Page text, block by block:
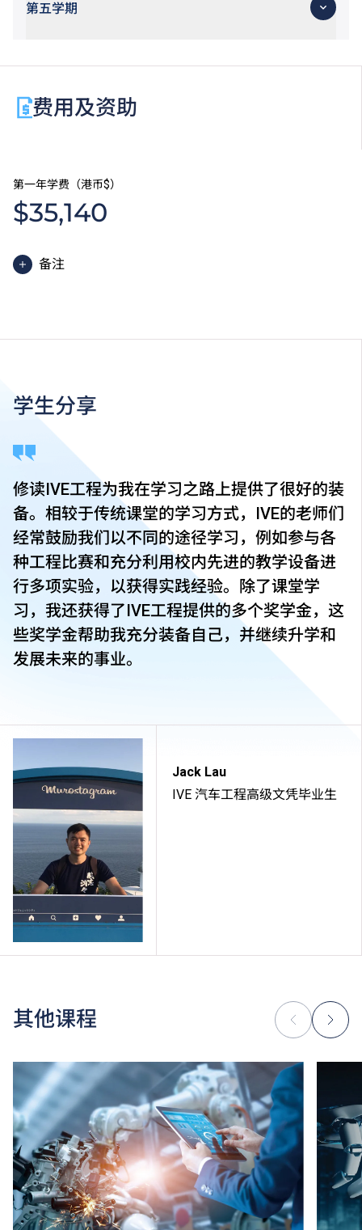
第五学期
费用及资助
第一年学费（港币$）
$35,140
备注
除学费外，学生须缴交其他费用如保证金及学生会年
为增强对学生的学习支援，学院或会要求部分学生修读
衔接单元／增润课程；或需参加额外培训／实习／公开
考试，并缴付所需费用。
学费水平会每年检讨。课程第二年学费水平会因应通胀
及有关因素作调整。
以上资料只适用于本地学生。
Jack Lau
IVE 汽车工程高级文凭毕业生
学生分享
修读IVE工程为我在学习之路上提供了很好的装
备。相较于传统课堂的学习方式，IVE的老师们
经常鼓励我们以不同的途径学习，例如参与各
种工程比赛和充分利用校内先进的教学设备进
行多项实验，以获得实践经验。除了课堂学
习，我还获得了IVE工程提供的多个奖学金，这
些奖学金帮助我充分装备自己，并继续升学和
发展未来的事业。
其他课程